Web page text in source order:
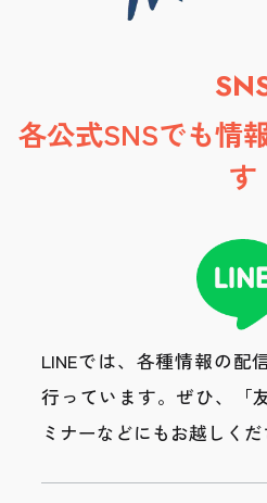
各公式SNSでも情
す
LINEでは、各種情報の配
行っています。 ぜひ、「
ミナーなどにもお越しくだ